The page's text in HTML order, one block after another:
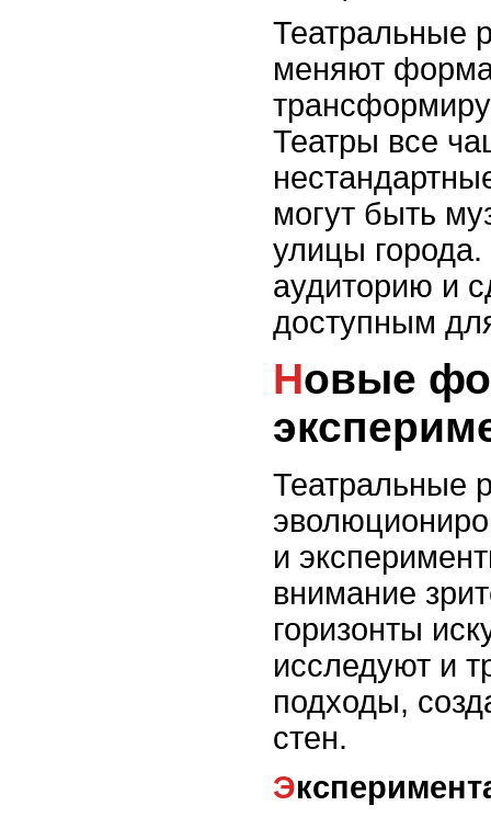
Театральные
меняют
Театры все
могут быть
улицы
аудиторию и
доступным
Новые форматы и
Театральные
и
внимание
горизонты
исследуют и
подходы,
стен.